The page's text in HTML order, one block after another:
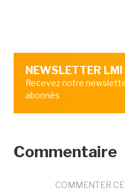
NEWSLETTER LMI
Recevez notre
abonnés
Commentaire
COMMENTER